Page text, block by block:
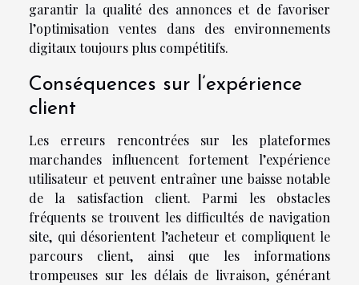
garantir la qualité des annonces et de favoriser
l’optimisation ventes dans des environnements
digitaux toujours plus compétitifs.
Conséquences sur l’expérience
client
Les erreurs rencontrées sur les plateformes
marchandes influencent fortement l’expérience
utilisateur et peuvent entraîner une baisse notable
de la satisfaction client. Parmi les obstacles
fréquents se trouvent les difficultés de navigation
site, qui désorientent l’acheteur et compliquent le
parcours client, ainsi que les informations
trompeuses sur les délais de livraison, générant